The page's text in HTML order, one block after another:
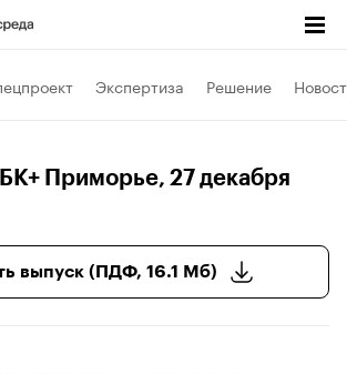
Экспертиза Решение
Приморье, 27 декабря
выпуск (ПДФ, 16.1 Мб)